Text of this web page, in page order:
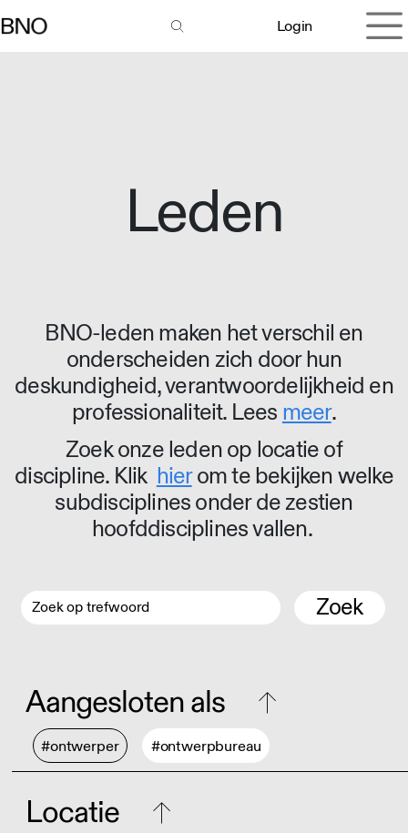
Login
Leden
BNO-leden maken het verschil en
onderscheiden zich door hun
deskundigheid, verantwoordelijkheid en
professionaliteit. Lees meer.
Zoek onze leden op locatie of
discipline. Klik hierom te bekijken welke
subdisciplines onder de zestien
hoofddisciplines vallen.
Zoek
Aangesloten als
#ontwerper #ontwerpbureau
Locatie